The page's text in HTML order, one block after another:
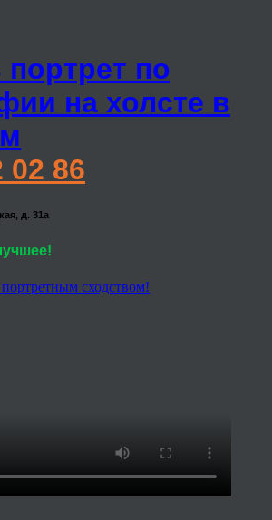
портрет по
на холсте в
02 86
д. 31а
сходством!